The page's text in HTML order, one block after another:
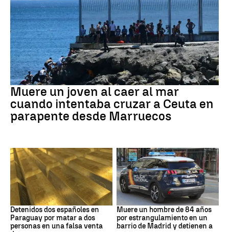
Ceuta
Muere un joven al caer al mar
cuando intentaba cruzar a Ceuta en
parapente desde Marruecos
Paraguay
Detenidos dos españoles en
Paraguay por matar a dos
personas en una falsa venta
Suceso
Muere un hombre de 84 años
por estrangulamiento en un
barrio de Madrid y detienen a